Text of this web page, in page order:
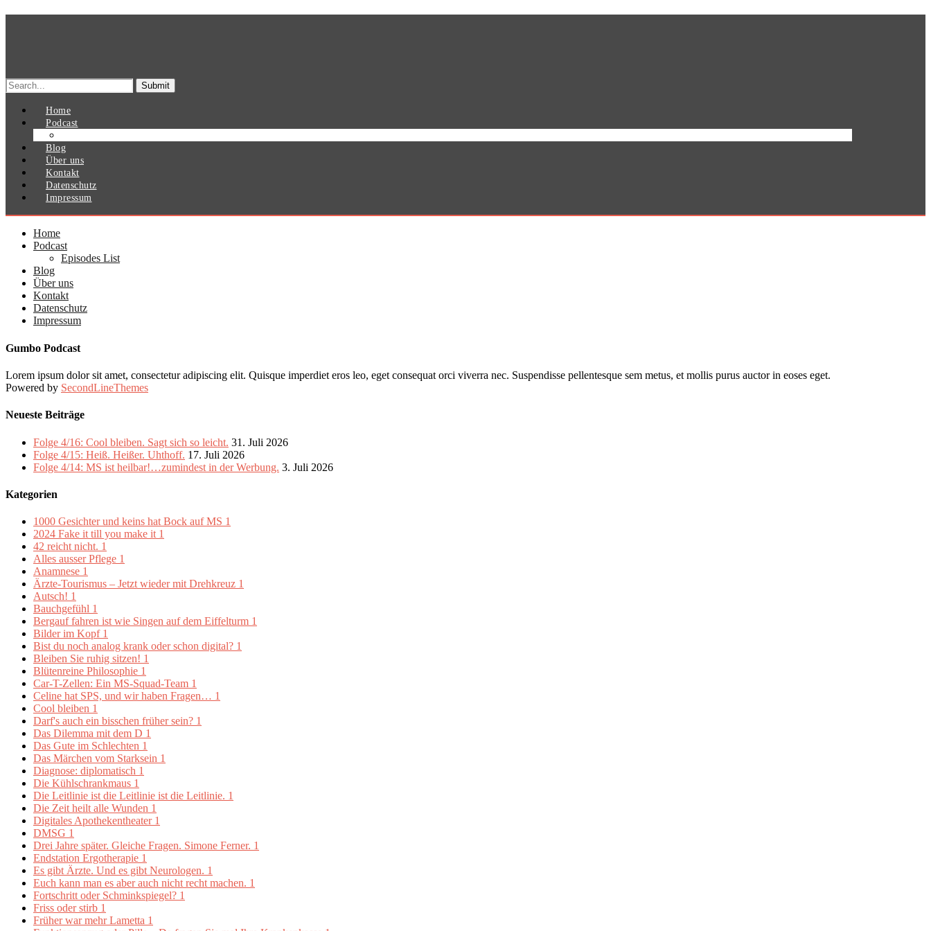
Search
for:
Home
Podcast
Blog
Über uns
Kontakt
Datenschutz
Impressum
Home
Podcast
Episodes List
Blog
Über uns
Kontakt
Datenschutz
Impressum
Gumbo Podcast
Lorem ipsum dolor sit amet, consectetur adipiscing elit. Quisque imperdiet eros leo, eget consequat orci viverra nec. Suspendisse pellentesque sem metus, et mollis purus auctor in eoses eget.
Powered by SecondLineThemes
Neueste Beiträge
Folge 4/16: Cool bleiben. Sagt sich so leicht. 31. Juli 2026
Folge 4/15: Heiß. Heißer. Uhthoff. 17. Juli 2026
Folge 4/14: MS ist heilbar!…zumindest in der Werbung. 3. Juli 2026
Kategorien
1000 Gesichter und keins hat Bock auf MS 1
2024 Fake it till you make it 1
42 reicht nicht. 1
Alles ausser Pflege 1
Anamnese 1
Ärzte-Tourismus – Jetzt wieder mit Drehkreuz 1
Autsch! 1
Bauchgefühl 1
Bergauf fahren ist wie Singen auf dem Eiffelturm 1
Bilder im Kopf 1
Bist du noch analog krank oder schon digital? 1
Bleiben Sie ruhig sitzen! 1
Blütenreine Philosophie 1
Car-T-Zellen: Ein MS-Squad-Team 1
Celine hat SPS, und wir haben Fragen… 1
Cool bleiben 1
Darf's auch ein bisschen früher sein? 1
Das Dilemma mit dem D 1
Das Gute im Schlechten 1
Das Märchen vom Starksein 1
Diagnose: diplomatisch 1
Die Kühlschrankmaus 1
Die Leitlinie ist die Leitlinie ist die Leitlinie. 1
Die Zeit heilt alle Wunden 1
Digitales Apothekentheater 1
DMSG 1
Drei Jahre später. Gleiche Fragen. Simone Ferner. 1
Endstation Ergotherapie 1
Es gibt Ärzte. Und es gibt Neurologen. 1
Euch kann man es aber auch nicht recht machen. 1
Fortschritt oder Schminkspiegel? 1
Friss oder stirb 1
Früher war mehr Lametta 1